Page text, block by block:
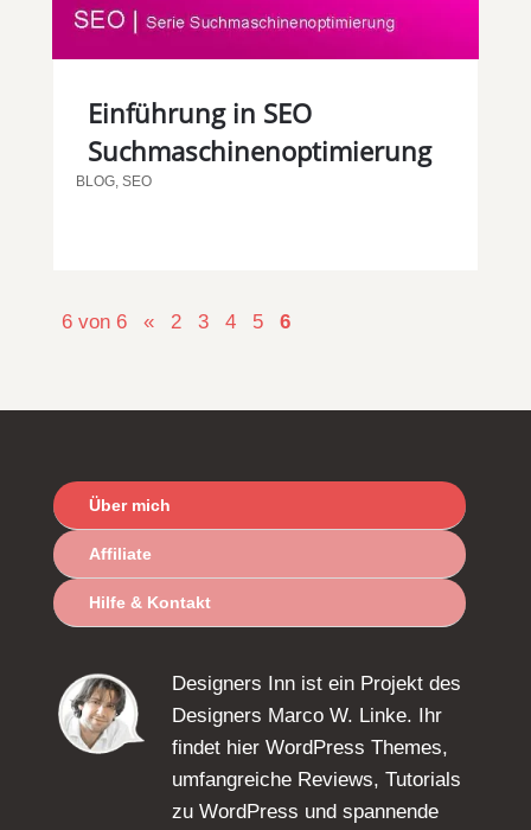
Einführung in SEO
Suchmaschinenoptimierung
BLOG, SEO
6 von 6 « 2 3 4 5 6
Über mich
Affiliate
Hilfe & Kontakt
Designers Inn ist ein Projekt des
Designers Marco W. Linke. Ihr
findet hier WordPress Themes,
umfangreiche Reviews, Tutorials
zu WordPress und spannende